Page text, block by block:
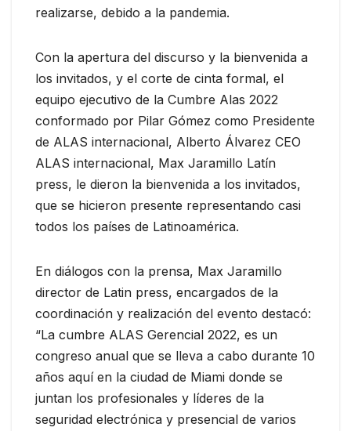
realizarse, debido a la pandemia.
Con la apertura del discurso y la bienvenida a
los invitados, y el corte de cinta formal, el
equipo ejecutivo de la Cumbre Alas 2022
conformado por Pilar Gómez como Presidente
de ALAS internacional, Alberto Álvarez CEO
ALAS internacional, Max Jaramillo Latín
press, le dieron la bienvenida a los invitados,
que se hicieron presente representando casi
todos los países de Latinoamérica.
En diálogos con la prensa, Max Jaramillo
director de Latin press, encargados de la
coordinación y realización del evento destacó:
“La cumbre ALAS Gerencial 2022, es un
congreso anual que se lleva a cabo durante 10
años aquí en la ciudad de Miami donde se
juntan los profesionales y líderes de la
seguridad electrónica y presencial de varios